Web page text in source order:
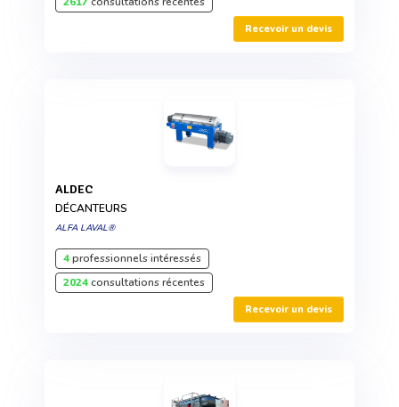
Recevoir un devis
ALDEC
DÉCANTEURS
ALFA LAVAL®
4professionnels intéressés
2024consultations récentes
Recevoir un devis